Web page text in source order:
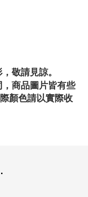
敬請見諒。
商品圖片皆有些
顏色請以實際收